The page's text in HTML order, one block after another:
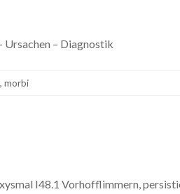
Ursachen – Diagnostik
, morbi
I48.1 Vorhofflimmern,